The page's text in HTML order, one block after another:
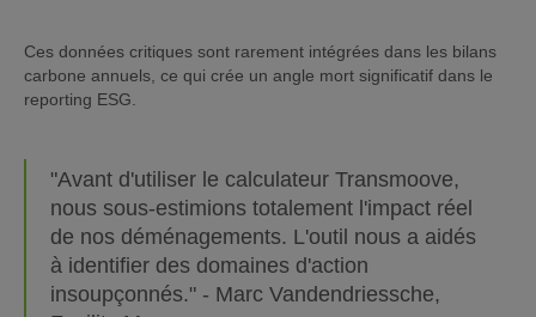
Ces données critiques sont rarement intégrées dans les bilans
carbone annuels, ce qui crée un angle mort significatif dans le
reporting ESG.
"Avant d'utiliser le calculateur Transmoove,
nous sous-estimions totalement l'impact réel
de nos déménagements. L'outil nous a aidés
à identifier des domaines d'action
insoupçonnés." - Marc Vandendriessche,